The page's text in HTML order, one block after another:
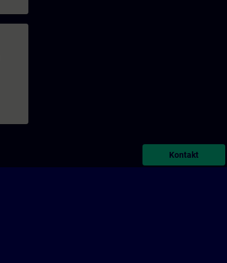
Kontakt